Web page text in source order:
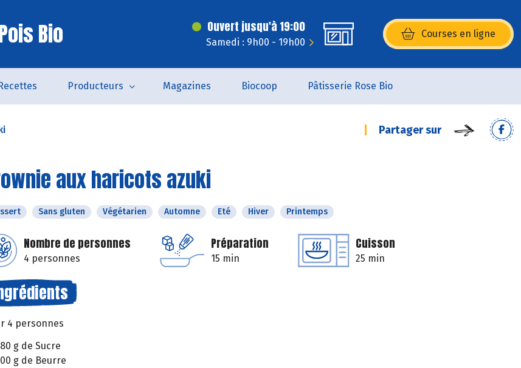
Bio Ouvert jusqu'à 19:00
Samedi : 9h00 - 19h00
Courses en ligne
(s’ouvre dans une nouvelle
Producteurs Magazines Biocoop Pâtisserie Rose Bio
Partager sur
aux haricots azuki
Sans gluten Végétarien Automne Eté Hiver Printemps
Nombre de personnes
4 personnes
Préparation
15 min
Cuisson
25 min
4 personnes
g de Sucre
g de Beurre